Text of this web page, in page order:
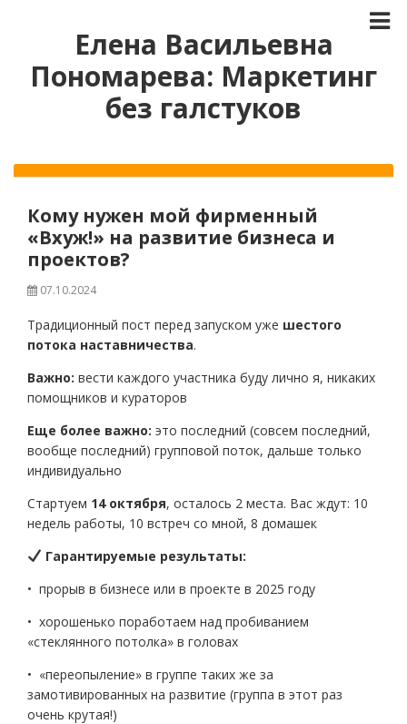
Елена Васильевна
Пономарева: Маркетинг
без галстуков
Кому нужен мой фирменный
«Вхуж!» на развитие бизнеса и
проектов?
07.10.2024
Традиционный пост перед запуском уже шестого
потока наставничества.
Важно: вести каждого участника буду лично я, никаких
помощников и кураторов
Еще более важно: это последний (совсем последний,
вообще последний) групповой поток, дальше только
индивидуально
Стартуем 14 октября, осталось 2 места. Вас ждут: 10
недель работы, 10 встреч со мной, 8 домашек
Гарантируемые результаты:
• прорыв в бизнесе или в проекте в 2025 году
• хорошенько поработаем над пробиванием
«стеклянного потолка» в головах
• «переопыление» в группе таких же за
замотивированных на развитие (группа в этот раз
очень крутая!)